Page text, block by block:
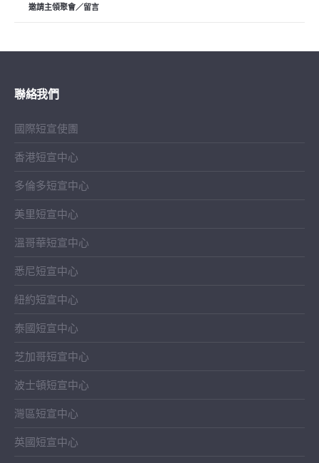
邀請主領聚會／留言
聯絡我們
國際短宣使團
香港短宣中心
多倫多短宣中心
美里短宣中心
溫哥華短宣中心
悉尼短宣中心
紐約短宣中心
泰國短宣中心
芝加哥短宣中心
波士頓短宣中心
灣區短宣中心
英國短宣中心